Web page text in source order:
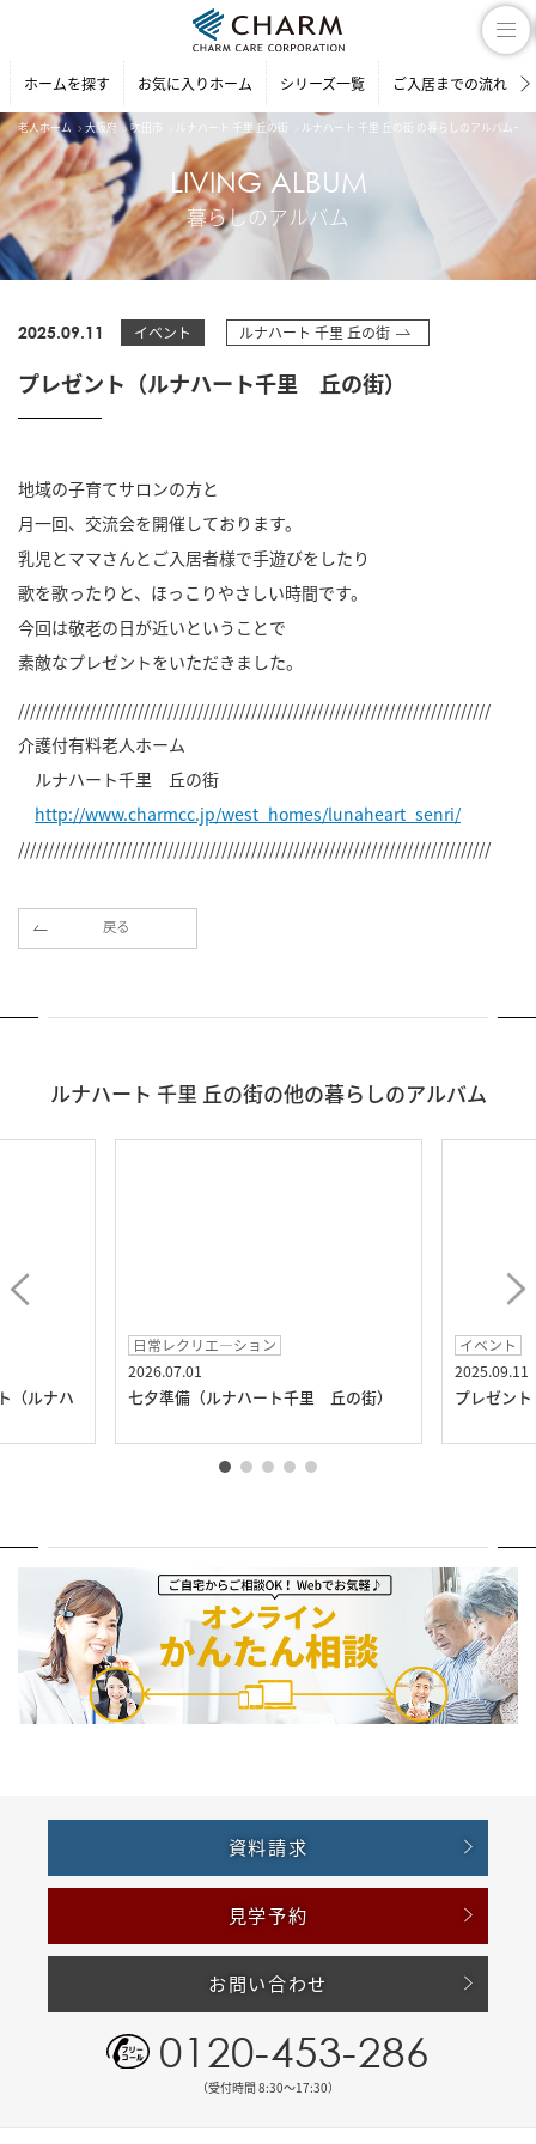
ホームを探す お気に入りホーム シリーズ一覧 ご入居までの流れ
老人ホーム 大阪府 吹田市 ルナハート 千里 丘の街 ルナハート 千里 丘の街 の暮らしのアルバム一覧
LIVING ALBUM
暮らしのアルバム
2025.09.11 イベント ルナハート 千里 丘の街
プレゼント（ルナハート千里 丘の街）
地域の子育てサロンの方と
月一回、交流会を開催しております。
乳児とママさんとご入居者様で手遊びをしたり
歌を歌ったりと、ほっこりやさしい時間です。
今回は敬老の日が近いということで
素敵なプレゼントをいただきました。
///////////////////////////////////////////////////////////////////////////////
介護付有料老人ホーム
ルナハート千里 丘の街
http://www.charmcc.jp/west_homes/lunaheart_senri/
///////////////////////////////////////////////////////////////////////////////
戻る
ルナハート 千里 丘の街の他の暮らしのアルバム
（ルナハ
日常レクリエ―ション
2026.07.01
七夕準備（ルナハート千里 丘の街）
イベント
2025.09.11
プレゼン
資料請求
見学予約
お問い合わせ
0120-453-286
（受付時間 8:30〜17:30）